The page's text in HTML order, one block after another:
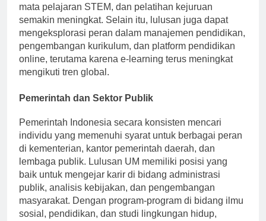
mata pelajaran STEM, dan pelatihan kejuruan
semakin meningkat. Selain itu, lulusan juga dapat
mengeksplorasi peran dalam manajemen pendidikan,
pengembangan kurikulum, dan platform pendidikan
online, terutama karena e-learning terus meningkat
mengikuti tren global.
Pemerintah dan Sektor Publik
Pemerintah Indonesia secara konsisten mencari
individu yang memenuhi syarat untuk berbagai peran
di kementerian, kantor pemerintah daerah, dan
lembaga publik. Lulusan UM memiliki posisi yang
baik untuk mengejar karir di bidang administrasi
publik, analisis kebijakan, dan pengembangan
masyarakat. Dengan program-program di bidang ilmu
sosial, pendidikan, dan studi lingkungan hidup,